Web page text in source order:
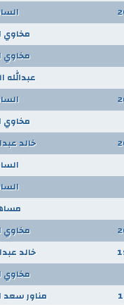
مخاوي
مخاوي
عبدالله
مخاوي
خالد
مخاوي
خالد
مخاوي
مناور سعد